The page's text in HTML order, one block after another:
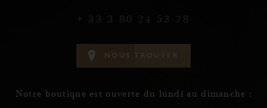
+ 33 3 80 24 53 78
N O U S T R O U V E R
Notre boutique est ouverte du lundi au dimanche :